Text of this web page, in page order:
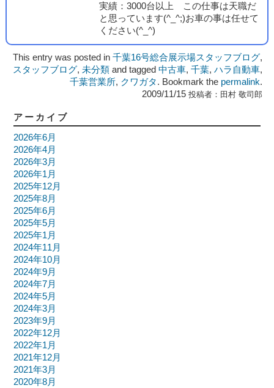
実績：3000台以上 この仕事は天職だ
と思っています(^_^;)お車の事は任せて
ください(^_^)
This entry was posted in千葉16号総合展示場スタッフブログ,
スタッフブログ,未分類 and tagged中古車,千葉,ハラ自動車,
千葉営業所, クワガタ. Bookmark the permalink.
2009/11/15 投稿者： 田村 敬司郎
アーカイブ
2026年6月
2026年4月
2026年3月
2026年1月
2025年12月
2025年8月
2025年6月
2025年5月
2025年1月
2024年11月
2024年10月
2024年9月
2024年7月
2024年5月
2024年3月
2023年9月
2022年12月
2022年1月
2021年12月
2021年3月
2020年8月